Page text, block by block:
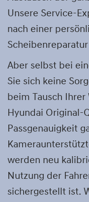
Unsere Service-
nach einer
Aber selbst bei
Sie sich keine
beim Tausch
Hyundai Original-
Passgenauigkeit
werden neu
Nutzung der
sichergestellt ist.